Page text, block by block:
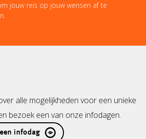
jouw reis op jouw wensen af te
alle mogelijkheden voor een unieke
bezoek een van onze infodagen.
infodag